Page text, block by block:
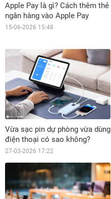
Apple Pay là gì? Cách thêm thẻ
ngân hàng vào Apple Pay
15-06-2026 15:48
Vừa sạc pin dự phòng vừa dùng
điện thoại có sao không?
27-03-2026 17:22